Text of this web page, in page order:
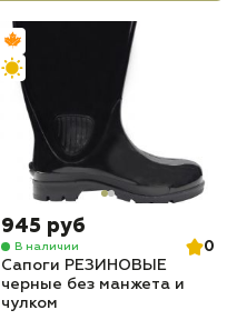
945 руб
В наличии
0
Сапоги РЕЗИНОВЫЕ
черные без манжета и
чулком